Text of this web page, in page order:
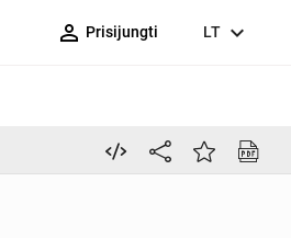
person_outline Prisijungti LT expand_more